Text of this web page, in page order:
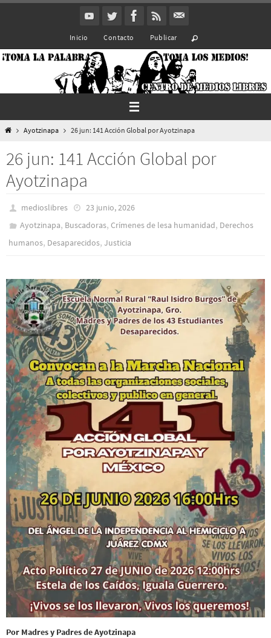
Inicio Contacto Publicar
InicioAyotzinapa 26 jun: 141 Acción Global por Ayotzinapa
26 jun: 141 Acción Global por
Ayotzinapa
medioslibres
23 junio, 2026
Ayotzinapa, Buscadoras,Crímenes de lesa humanidad, Derechos
humanos, Desaparecidos, Justicia
Por Madres y Padres de Ayotzinapa